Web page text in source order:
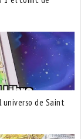
universo de Saint